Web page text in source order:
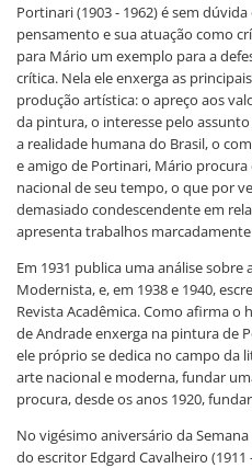
Portinari (1903 - 1962) é sem
pensamento e sua atuação como
para Mário um exemplo para a
crítica. Nela ele enxerga as
produção artística: o apreço aos
da pintura, o interesse pelo
a realidade humana do Brasil, o
e amigo de Portinari, Mário
nacional de seu tempo, o que por
demasiado condescendente em
apresenta trabalhos
Em 1931 publica uma análise
Modernista, e, em 1938 e 1940,
Revista Acadêmica. Como afirma o
de Andrade enxerga na pintura de
ele próprio se dedica no campo da
arte nacional e moderna, fundar
procura, desde os anos 1920,
No vigésimo aniversário da
do escritor Edgard Cavalheiro